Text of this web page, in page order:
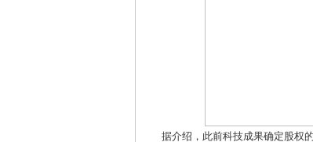
据介绍，此前科技成果确定股权